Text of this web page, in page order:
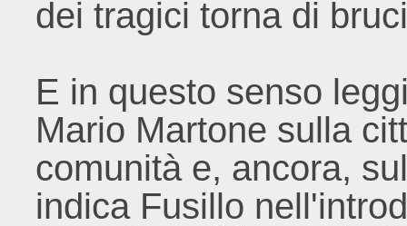
dei tragici torna di
E in questo senso
Mario Martone sulla
comunità e, ancora,
indica Fusillo